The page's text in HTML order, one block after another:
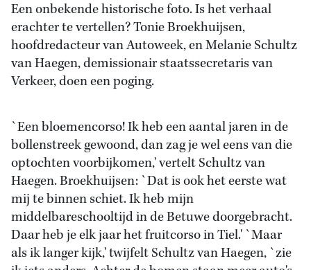
Zoek
Een onbekende historische foto. Is het verhaal
erachter te vertellen? Tonie Broekhuijsen,
hoofdredacteur van Autoweek, en Melanie Schultz
van Haegen, demissionair staatssecretaris van
Verkeer, doen een poging.
`Een bloemencorso! Ik heb een aantal jaren in de
bollenstreek gewoond, dan zag je wel eens van die
optochten voorbijkomen,' vertelt Schultz van
Haegen. Broekhuijsen: `Dat is ook het eerste wat
mij te binnen schiet. Ik heb mijn
middelbareschooltijd in de Betuwe doorgebracht.
Daar heb je elk jaar het fruitcorso in Tiel.' `Maar
als ik langer kijk,' twijfelt Schultz van Haegen, `zie